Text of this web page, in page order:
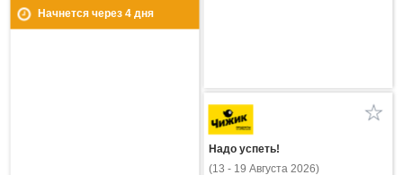
Начнется через 4дня
Надо успеть!
(13 - 19 Августа 2026)